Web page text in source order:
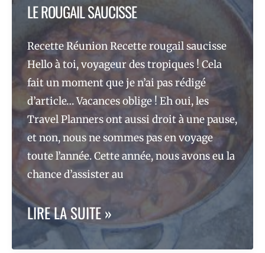
L’ÉTRANGER
LE ROUGAIL SAUCISSE
Recette Réunion Recette rougail saucisse
Hello à toi, voyageur des tropiques ! Cela
fait un moment que je n’ai pas rédigé
d’article… Vacances oblige ! Eh oui, les
Travel Planners ont aussi droit à une pause,
et non, nous ne sommes pas en voyage
toute l’année. Cette année, nous avons eu la
chance d’assister au
LE
ROUGAIL
LIRE LA SUITE »